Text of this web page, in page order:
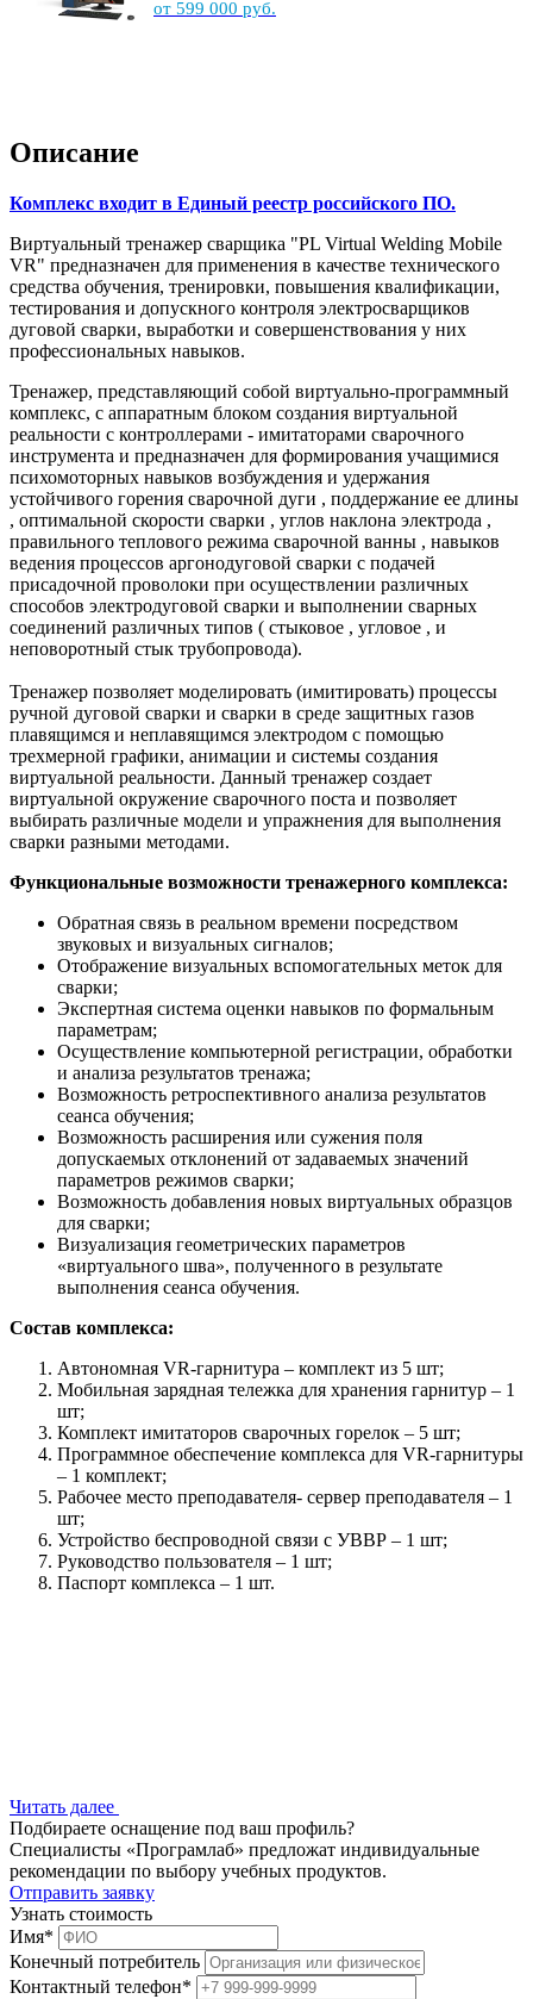
от 599 000 руб.
Описание
Комплекс входит в Единый реестр российского ПО.
Виртуальный тренажер сварщика "PL Virtual Welding Mobile
VR" предназначен для применения в качестве технического
средства обучения, тренировки, повышения квалификации,
тестирования и допускного контроля электросварщиков
дуговой сварки, выработки и совершенствования у них
профессиональных навыков.
Тренажер, представляющий собой виртуально-программный
комплекс, с аппаратным блоком создания виртуальной
реальности с контроллерами - имитаторами сварочного
инструмента и предназначен для формирования учащимися
психомоторных навыков возбуждения и удержания
устойчивого горения сварочной дуги , поддержание ее длины
, оптимальной скорости сварки , углов наклона электрода ,
правильного теплового режима сварочной ванны , навыков
ведения процессов аргонодуговой сварки с подачей
присадочной проволоки при осуществлении различных
способов электродуговой сварки и выполнении сварных
соединений различных типов ( стыковое , угловое , и
неповоротный стык трубопровода).
Тренажер позволяет моделировать (имитировать) процессы
ручной дуговой сварки и сварки в среде защитных газов
плавящимся и неплавящимся электродом с помощью
трехмерной графики, анимации и системы создания
виртуальной реальности. Данный тренажер создает
виртуальной окружение сварочного поста и позволяет
выбирать различные модели и упражнения для выполнения
сварки разными методами.
Функциональные возможности тренажерного комплекса:
Обратная связь в реальном времени посредством
звуковых и визуальных сигналов;
Отображение визуальных вспомогательных меток для
сварки;
Экспертная система оценки навыков по формальным
параметрам;
Осуществление компьютерной регистрации, обработки
и анализа результатов тренажа;
Возможность ретроспективного анализа результатов
сеанса обучения;
Возможность расширения или сужения поля
допускаемых отклонений от задаваемых значений
параметров режимов сварки;
Возможность добавления новых виртуальных образцов
для сварки;
Визуализация геометрических параметров
«виртуального шва», полученного в результате
выполнения сеанса обучения.
Состав комплекса:
Автономная VR-гарнитура – комплект из 5 шт;
Мобильная зарядная тележка для хранения гарнитур – 1
шт;
Комплект имитаторов сварочных горелок – 5 шт;
Программное обеспечение комплекса для VR-гарнитуры
– 1 комплект;
Рабочее место преподавателя- сервер преподавателя – 1
шт;
Устройство беспроводной связи с УВВР – 1 шт;
Руководство пользователя – 1 шт;
Паспорт комплекса – 1 шт.
Читать далее
Подбираете оснащение под ваш профиль?
Специалисты «Програмлаб» предложат индивидуальные
рекомендации по выбору учебных продуктов.
Отправить заявку
Узнать стоимость
Имя*
Конечный потребитель
Контактный телефон*